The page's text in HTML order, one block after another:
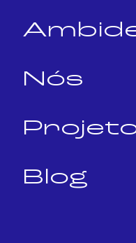
Nós
Blog